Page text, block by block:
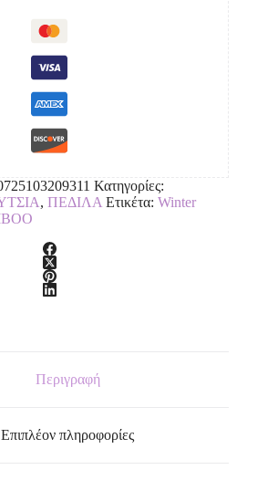
Κατηγορίες:
, ΠΕΔΙΛΑ Ετικέτα: Winter
Περιγραφή
Επιπλέον πληροφορίες